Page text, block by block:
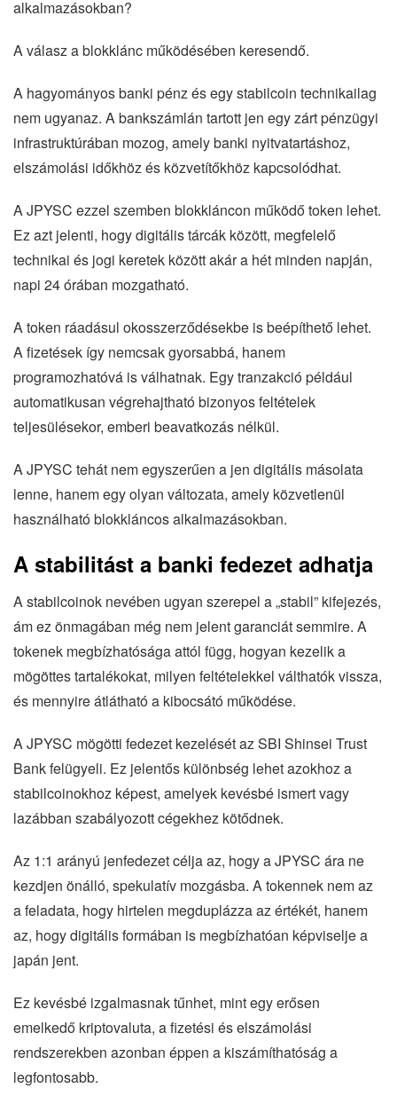
alkalmazásokban?
A válasz a blokklánc működésében keresendő.
A hagyományos banki pénz és egy stabilcoin technikailag
nem ugyanaz. A bankszámlán tartott jen egy zárt pénzügyi
infrastruktúrában mozog, amely banki nyitvatartáshoz,
elszámolási időkhöz és közvetítőkhöz kapcsolódhat.
A JPYSC ezzel szemben blokkláncon működő token lehet.
Ez azt jelenti, hogy digitális tárcák között, megfelelő
technikai és jogi keretek között akár a hét minden napján,
napi 24 órában mozgatható.
A token ráadásul okosszerződésekbe is beépíthető lehet.
A fizetések így nemcsak gyorsabbá, hanem
programozhatóvá is válhatnak. Egy tranzakció például
automatikusan végrehajtható bizonyos feltételek
teljesülésekor, emberi beavatkozás nélkül.
A JPYSC tehát nem egyszerűen a jen digitális másolata
lenne, hanem egy olyan változata, amely közvetlenül
használható blokkláncos alkalmazásokban.
A stabilitást a banki fedezet adhatja
A stabilcoinok nevében ugyan szerepel a „stabil” kifejezés,
ám ez önmagában még nem jelent garanciát semmire. A
tokenek megbízhatósága attól függ, hogyan kezelik a
mögöttes tartalékokat, milyen feltételekkel válthatók vissza,
és mennyire átlátható a kibocsátó működése.
A JPYSC mögötti fedezet kezelését az SBI Shinsei Trust
Bank felügyeli. Ez jelentős különbség lehet azokhoz a
stabilcoinokhoz képest, amelyek kevésbé ismert vagy
lazábban szabályozott cégekhez kötődnek.
Az 1:1 arányú jenfedezet célja az, hogy a JPYSC ára ne
kezdjen önálló, spekulatív mozgásba. A tokennek nem az
a feladata, hogy hirtelen megduplázza az értékét, hanem
az, hogy digitális formában is megbízhatóan képviselje a
japán jent.
Ez kevésbé izgalmasnak tűnhet, mint egy erősen
emelkedő kriptovaluta, a fizetési és elszámolási
rendszerekben azonban éppen a kiszámíthatóság a
legfontosabb.